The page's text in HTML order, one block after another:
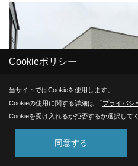
Cookieポリシー
当サイトではCookieを使用します。
Cookieの使用に関する詳細は 「プライバシ
Cookieを受け入れるか拒否するか選択して
同意する